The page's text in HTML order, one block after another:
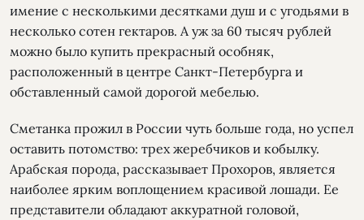
имение с несколькими десятками душ и с угодьями в
несколько сотен гектаров. А уж за 60 тысяч рублей
можно было купить прекрасный особняк,
расположенный в центре Санкт-Петербурга и
обставленный самой дорогой мебелью.
Сметанка прожил в России чуть больше года, но успел
оставить потомство: трех жеребчиков и кобылку.
Арабская порода, рассказывает Прохоров, является
наиболее ярким воплощением красивой лошади. Ее
представители обладают аккуратной головой,